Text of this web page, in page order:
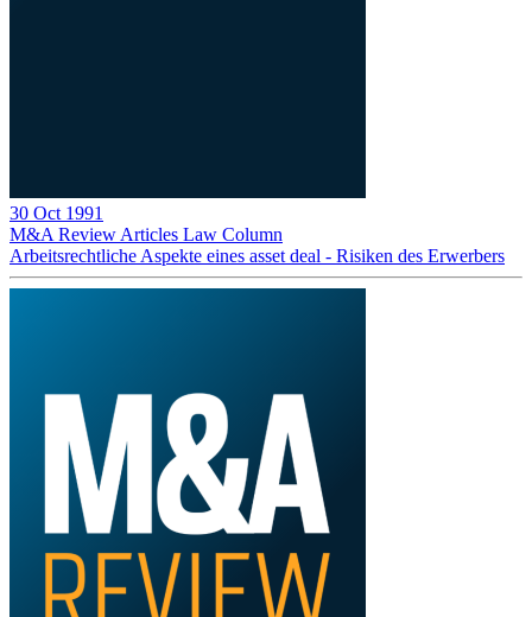
30 Oct 1991
M&A Review Articles Law Column
Arbeitsrechtliche Aspekte eines asset deal - Risiken des Erwerbers